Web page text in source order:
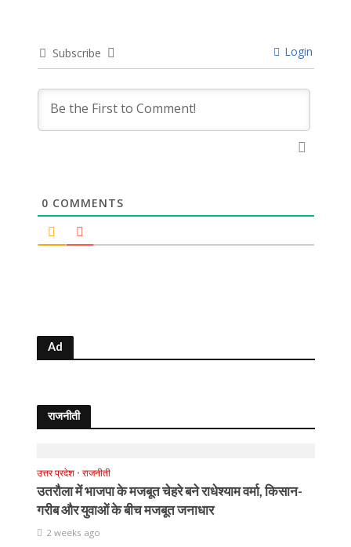
Subscribe Login
0 COMMENTS
Ad
राजनीती
उत्तर प्रदेश • राजनीती
उतरौला में भाजपा के मजबूत चेहरे बने राधेश्याम वर्मा, किसान-
गरीब और युवाओं के बीच मजबूत जनाधार
2 weeks ago